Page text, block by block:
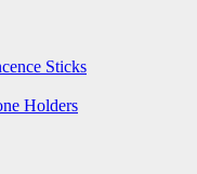
Sticks
Holders